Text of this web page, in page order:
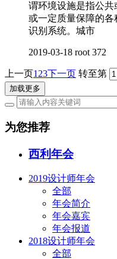
谓环境设施是指公
或一定质量保障的
识别系统。城市
2019-03-18 root 372
上一页1 23下一页 转至第
加载更多
为您推荐
西利年会
2019设计师年会
全部
年会简介
年会嘉宾
年会报道
2018设计师年会
全部